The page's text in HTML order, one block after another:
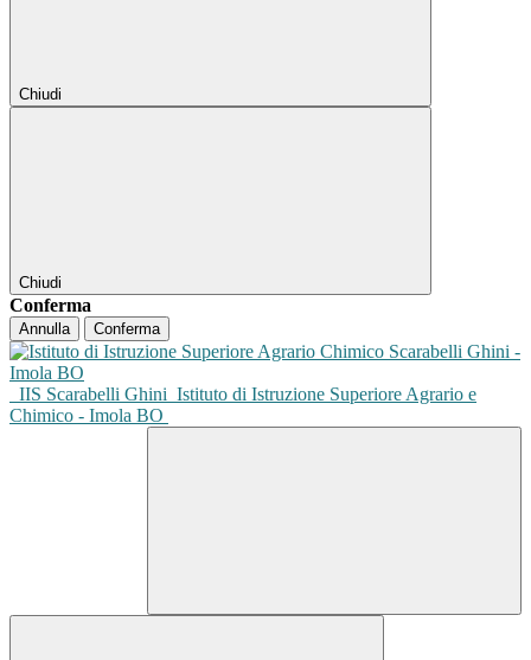
Chiudi
Chiudi
Conferma
Annulla Conferma
IIS Scarabelli Ghini Istituto di Istruzione Superiore Agrario e
Chimico - Imola BO